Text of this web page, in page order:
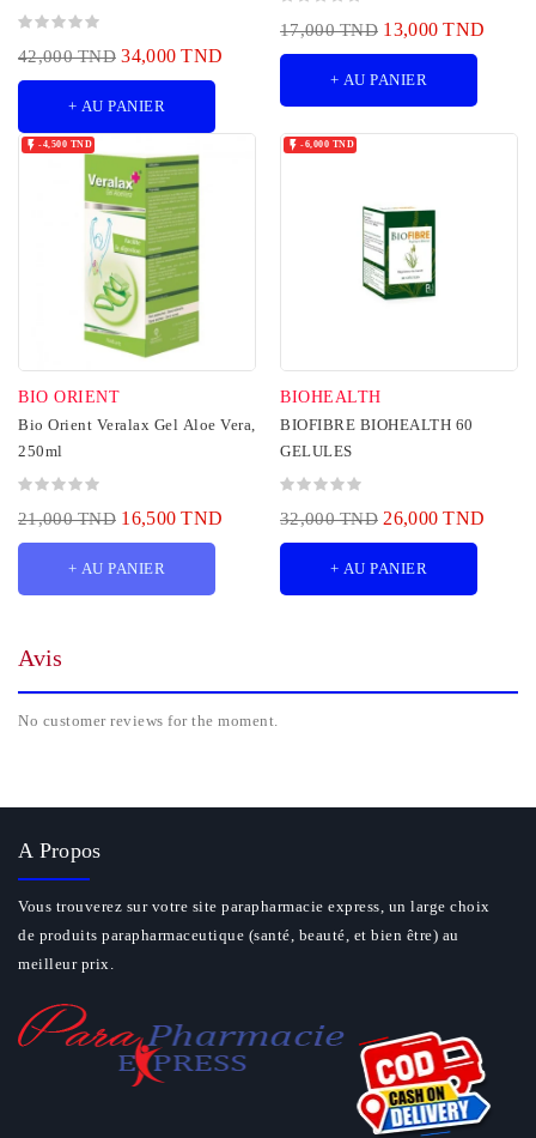
42,000 TND 34,000 TND
+ AU PANIER
17,000 TND 13,000 TND
+ AU PANIER
 -4,500 TND
BIO ORIENT
Bio Orient Veralax Gel Aloe Vera,
250ml
21,000 TND 16,500 TND
+ AU PANIER
 -6,000 TND
BIOHEALTH
BIOFIBRE BIOHEALTH 60
GELULES
32,000 TND 26,000 TND
+ AU PANIER
Avis
No customer reviews for the moment.
A Propos
Vous trouverez sur votre site parapharmacie express, un large choix
de produits parapharmaceutique (santé, beauté, et bien être) au
meilleur prix.